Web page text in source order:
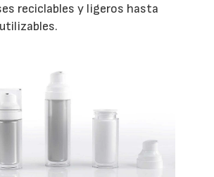
reciclables y ligeros hasta